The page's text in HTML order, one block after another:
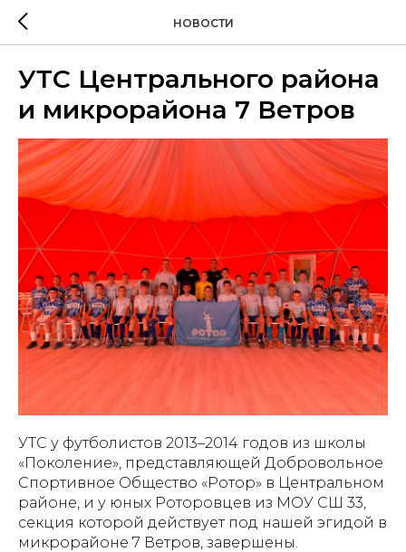
НОВОСТИ
УТС Центрального района
и микрорайона 7 Ветров
УТС у футболистов 2013–2014 годов из школы
«Поколение», представляющей Добровольное
Спортивное Общество «Ротор» в Центральном
районе, и у юных Роторовцев из МОУ СШ 33,
секция которой действует под нашей эгидой в
микрорайоне 7 Ветров, завершены.